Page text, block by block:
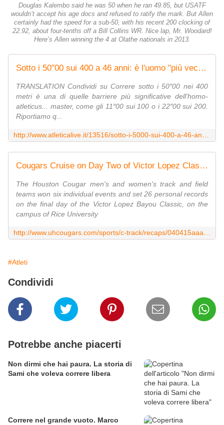
Douglas Kalembo said he was 50 when he ran 49.85, but USATF
wouldn’t accept his age docs and refused to ratify the mark. But Allen
certainly had the speed for a sub-50, with his recent 200 clocking of
22.92, about four-tenths off a Bill Collins WR. Nice lap, Mr. Woodard!
Here’s Allen winning the 4 at Olathe nationals in 2013.
Sotto i 50″00 sui 400 a 46 anni: è l'uomo "più vecchio" al mondo ad esserci riuscito
TRANSLATION Condividi su Correre sotto i 50″00 nei 400
metri è una di quelle barriere più significative dell'homo-
atleticus... master, come gli 11″00 sui 100 o i 22″00 sui 200.
Riportiamo q...
Cougars Cruise on Day Two of Victor Lopez Classic
The Houston Cougar men's and women's track and field
teams won six individual events and set 26 personal records
on the final day of the Victor Lopez Bayou Classic, on the
campus of Rice University
#Atleti
Condividi
Potrebbe anche piacerti
Non dirmi che hai paura. La storia di
Sami che voleva correre libera
Correre nel grande vuoto. Marco